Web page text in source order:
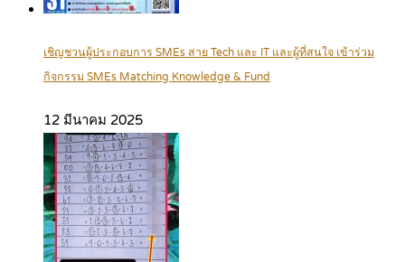
เชิญชวนผู้ประกอบการ SMEs สาย Tech และ IT และผู้ที่สนใจ เข้าร่วม
กิจกรรม SMEs Matching Knowledge & Fund
12 มีนาคม 2025